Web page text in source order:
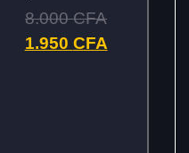
8.000CFA
1.950 CFA